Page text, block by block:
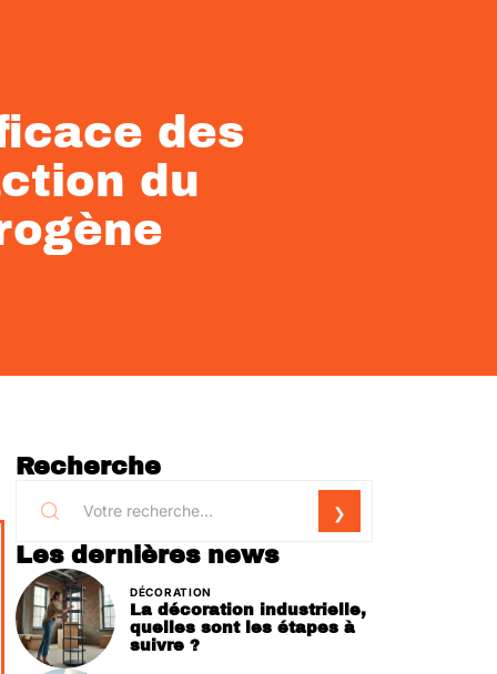
des
du
Recherche
Les dernières news
DÉCORATION
La décoration industrielle,
quelles sont les étapes à
suivre ?